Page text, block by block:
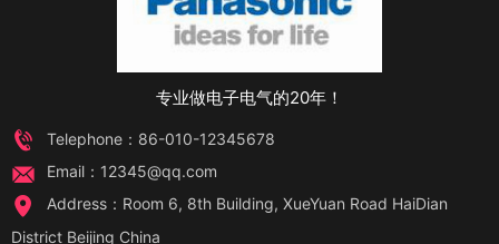
专业做电子电气的20年！
Telephone：86-010-12345678
Email：12345@qq.com
Address：Room 6, 8th Building, XueYuan Road HaiDian
District Beijing China